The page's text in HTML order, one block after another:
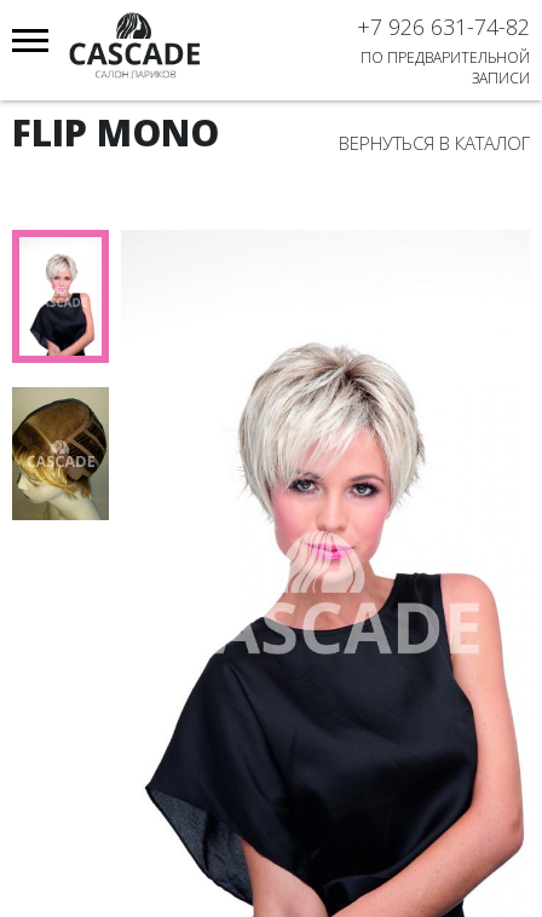
+7 926 631-74-82
ПО ПРЕДВАРИТЕЛЬНОЙ
ЗАПИСИ
FLIP MONO ВЕРНУТЬСЯ В КАТАЛОГ